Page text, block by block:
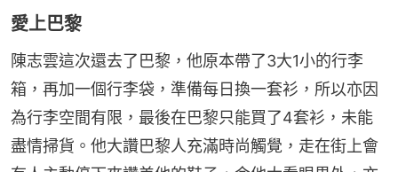
愛上巴黎
陳志雲這次還去了巴黎，他原本帶了3大1小的行李
箱，再加一個行李袋，準備每日換一套衫，所以亦因
為行李空間有限，最後在巴黎只能買了4套衫，未能
盡情掃貨。他大讚巴黎人充滿時尚觸覺，走在街上會